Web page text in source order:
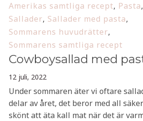
Amerikas samtliga recept, Pasta,
Sallader, Sallader med pasta,
Sommarens huvudrätter,
Sommarens samtliga recept
Cowboysallad med
12 juli, 2022
Under sommaren äter vi oftare
delar av året, det beror med all
skönt att äta kall mat när det är